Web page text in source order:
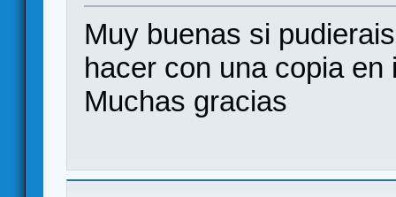
Muy buenas si
hacer con una copia en
Muchas gracias